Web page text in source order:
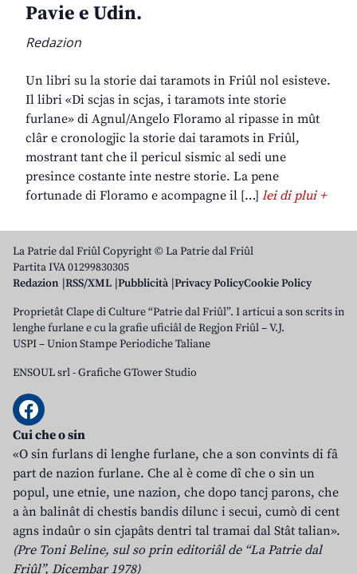
Pavie e Udin.
Redazion
Un libri su la storie dai taramots in Friûl nol esisteve.
Il libri «Di scjas in scjas, i taramots inte storie
furlane» di Agnul/Angelo Floramo al ripasse in mût
clâr e cronologjic la storie dai taramots in Friûl,
mostrant tant che il pericul sismic al sedi une
presince costante inte nestre storie. La pene
fortunade di Floramo e acompagne il […] lei di plui +
La Patrie dal Friûl Copyright © La Patrie dal Friûl
Partita IVA 01299830305
Redazion RSS/XML Pubblicità Privacy PolicyCookie Policy
Proprietât Clape di Culture “Patrie dal Friûl”. I articui a son scrits in
lenghe furlane e cu la grafie uficiâl de Regjon Friûl – V.J.
USPI – Union Stampe Periodiche Taliane
ENSOUL srl-Grafiche GTower Studio
Cui che o sin
«O sin furlans di lenghe furlane, che a son convints di fâ
part de nazion furlane. Che al è come dî che o sin un
popul, une etnie, une nazion, che dopo tancj parons, che
a àn balinât di chestis bandis dilunc i secui, cumò di cent
agns indaûr o sin cjapâts dentri tal tramai dal Stât talian».
(Pre Toni Beline, sul so prin editoriâl de “La Patrie dal
Friûl”, Dicembar 1978)